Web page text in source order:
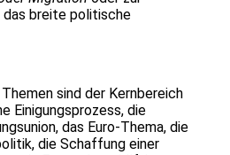
das breite politische
sind der Kernbereich
Einigungsprozess, die
das Euro-Thema, die
die Schaffung einer